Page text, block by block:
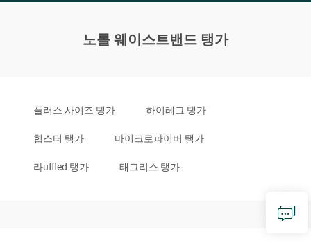
노롤 웨이스트밴드 탱가
플러스 사이즈 탱가 하이레그 탱가
힙스터 탱가 마이크로파이버 탱가
라uffled 탱가 태그리스 탱가